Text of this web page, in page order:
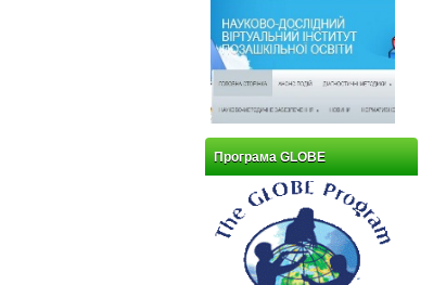
Програма GLOBE